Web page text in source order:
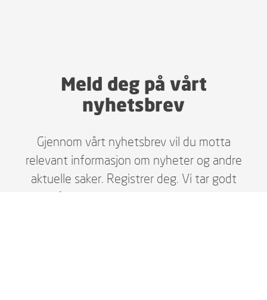
Meld deg på vårt
nyhetsbrev
Gjennom vårt nyhetsbrev vil du motta
relevant informasjon om nyheter og andre
aktuelle saker. Registrer deg. Vi tar godt
vare på dine personopplysninger i henhold